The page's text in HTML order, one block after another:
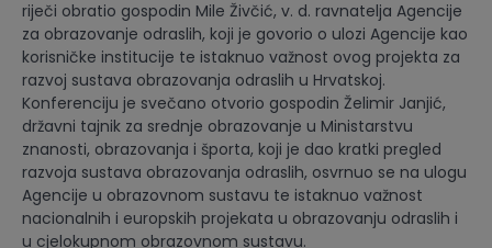
riječi obratio gospodin Mile Živčić, v. d. ravnatelja Agencije
za obrazovanje odraslih, koji je govorio o ulozi Agencije kao
korisničke institucije te istaknuo važnost ovog projekta za
razvoj sustava obrazovanja odraslih u Hrvatskoj.
Konferenciju je svečano otvorio gospodin Želimir Janjić,
državni tajnik za srednje obrazovanje u Ministarstvu
znanosti, obrazovanja i športa, koji je dao kratki pregled
razvoja sustava obrazovanja odraslih, osvrnuo se na ulogu
Agencije u obrazovnom sustavu te istaknuo važnost
nacionalnih i europskih projekata u obrazovanju odraslih i
u cjelokupnom obrazovnom sustavu.